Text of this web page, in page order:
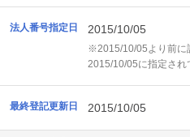
法人番号指定日 2015/10/05
※2015/10/05より前に
2015/10/05に指定され
最終登記更新日 2015/10/05